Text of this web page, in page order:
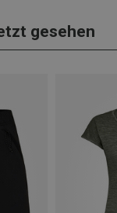
gesehen